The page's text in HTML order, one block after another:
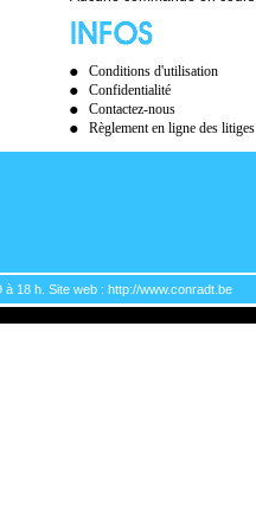
Conditions d'utilisation
Confidentialité
Contactez-nous
Règlement en ligne des litiges
18 h. Site web : http://www.conradt.be